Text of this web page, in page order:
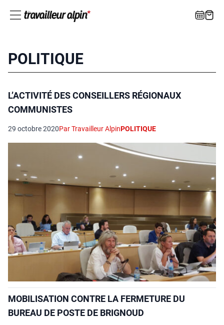
POLITIQUE
L’ACTIVITÉ DES CONSEILLERS RÉGIONAUX
COMMUNISTES
29 octobre 2020Par Travailleur AlpinPOLITIQUE
MOBILISATION CONTRE LA FERMETURE DU
BUREAU DE POSTE DE BRIGNOUD